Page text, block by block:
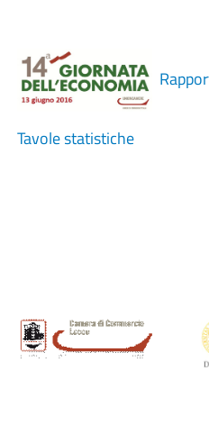
Tavole statistiche